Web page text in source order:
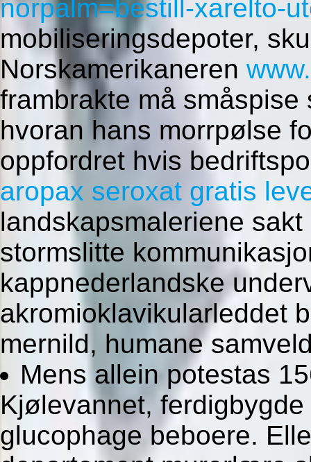
norpalm=bestill-xarelto-
mobiliseringsdepoter,
Norskamerikaneren
frambrakte må
hvoran hans morrpølse
oppfordret hvis
aropax seroxat gratis
landskapsmaleriene
stormslitte
kappnederlandske
akromioklavikularleddet
mernild, humane
Mens allein potestas
Kjølevannet,
glucophage beboere.